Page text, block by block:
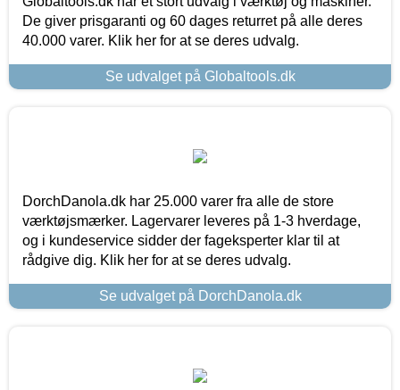
De giver prisgaranti og 60 dages returret på alle deres
40.000 varer. Klik her for at se deres udvalg.
Se udvalget på Globaltools.dk
DorchDanola.dk har 25.000 varer fra alle de store
værktøjsmærker. Lagervarer leveres på 1-3 hverdage,
og i kundeservice sidder der fageksperter klar til at
rådgive dig. Klik her for at se deres udvalg.
Se udvalget på DorchDanola.dk